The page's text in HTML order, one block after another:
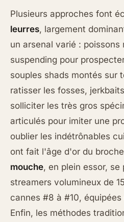
Plusieurs approches font
leurres, largement
un arsenal varié :
suspending pour
souples shads montés sur
ratisser les fosses,
solliciter les très gros
articulés pour imiter une
oublier les indétrônables
ont fait l'âge d'or du
mouche, en plein essor,
streamers volumineux de
cannes #8 à #10,
Enfin, les méthodes